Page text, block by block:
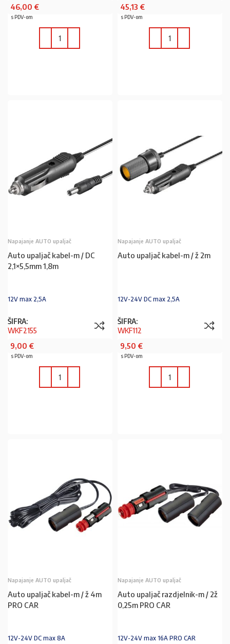
46,00 €
s PDV-om
45,13 €
s PDV-om
Napajanje AUTO upaljač
Auto upaljač kabel-m / DC
2,1×5,5mm 1,8m
12V max 2,5A
ŠIFRA:
WKF2155
9,00 €
s PDV-om
Napajanje AUTO upaljač
Auto upaljač kabel-m / ž 2m
12V-24V DC max 2,5A
ŠIFRA:
WKF112
9,50 €
s PDV-om
Napajanje AUTO upaljač
Auto upaljač kabel-m / ž 4m
PRO CAR
12V-24V DC max 8A
Napajanje AUTO upaljač
Auto upaljač razdjelnik-m / 2ž
0,25m PRO CAR
12V-24V max 16A PRO CAR